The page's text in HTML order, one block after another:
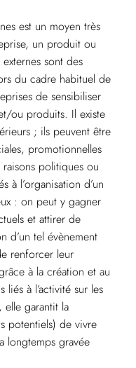
est un moyen très
un produit ou
sont des
du cadre habituel de
de sensibiliser
ou produits. Il existe
; ils peuvent être
promotionnelles
politiques ou
à l’organisation d’un
: on peut y gagner
et attirer de
d’un tel évènement
renforcer leur
à la création et au
liés à l’activité sur les
elle garantit la
potentiels) de vivre
longtemps gravée